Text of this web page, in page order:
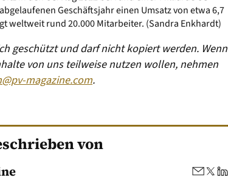
Geschäftsjahr einen Umsatz von etwa 6,7
weltweit rund 20.000 Mitarbeiter. (Sandra Enkhardt)
geschützt und darf nicht kopiert werden. Wenn
von uns teilweise nutzen wollen, nehmen
magazine.com.
von